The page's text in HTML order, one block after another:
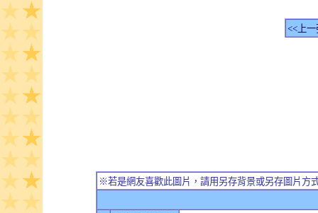
<<上一
※若是網友喜歡此圖片，請用另存背景或另存圖片方